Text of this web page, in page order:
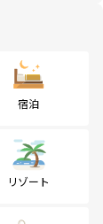
宿泊
リゾート